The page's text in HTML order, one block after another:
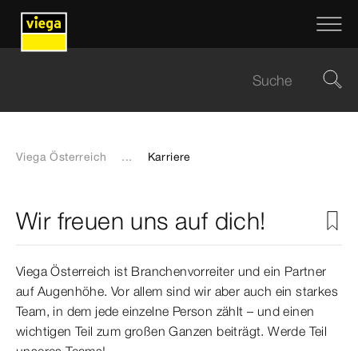
Viega Österreich ... Karriere
Wir freuen uns auf dich!
Viega Österreich ist Branchenvorreiter und ein Partner
auf Augenhöhe. Vor allem sind wir aber auch ein starkes
Team, in dem jede einzelne Person zählt – und einen
wichtigen Teil zum großen Ganzen beiträgt. Werde Teil